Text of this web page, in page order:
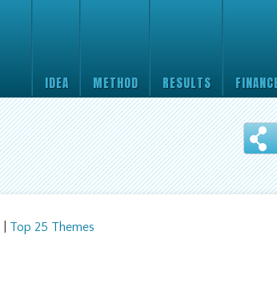
IDEA METHOD RESULTS
Top 25 Themes